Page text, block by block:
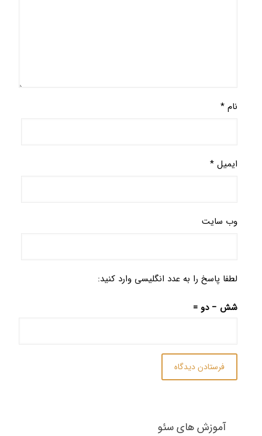
نام*
ایمیل*
وب‌ سایت
لطفا پاسخ را به عدد انگلیسی وارد کنید:
شش − دو =
آموزش های سئو